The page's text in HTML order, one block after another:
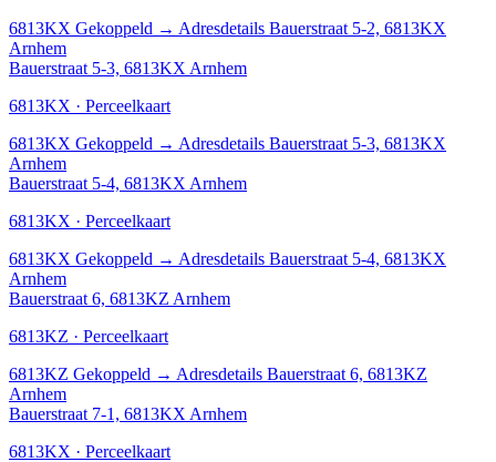
6813KX Gekoppeld → Adresdetails Bauerstraat 5-2, 6813KX
Arnhem
Bauerstraat 5-3, 6813KX Arnhem
6813KX · Perceelkaart
6813KX Gekoppeld → Adresdetails Bauerstraat 5-3, 6813KX
Arnhem
Bauerstraat 5-4, 6813KX Arnhem
6813KX · Perceelkaart
6813KX Gekoppeld → Adresdetails Bauerstraat 5-4, 6813KX
Arnhem
Bauerstraat 6, 6813KZ Arnhem
6813KZ · Perceelkaart
6813KZ Gekoppeld → Adresdetails Bauerstraat 6, 6813KZ
Arnhem
Bauerstraat 7-1, 6813KX Arnhem
6813KX · Perceelkaart